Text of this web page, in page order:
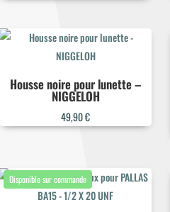
Housse noire pour lunette –
NIGGELOH
49,90€